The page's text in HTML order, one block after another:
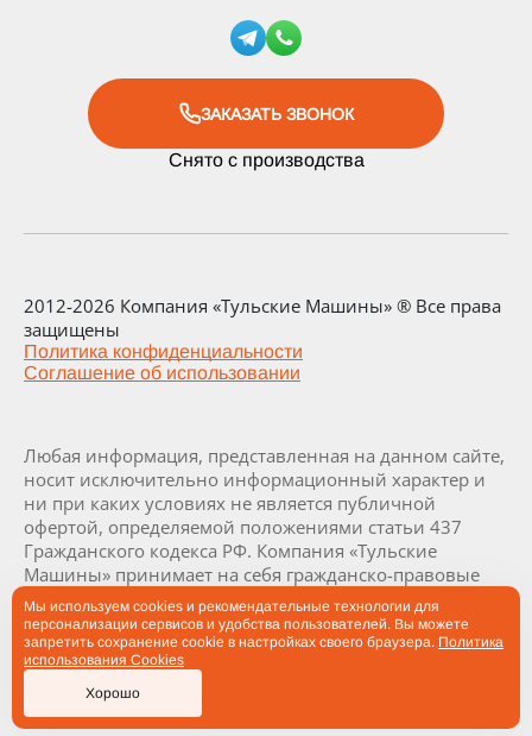
ЗАКАЗАТЬ ЗВОНОК
Снято с производства
2012-2026 Компания «Тульские Машины» ® Все права
защищены
Политика конфиденциальности
Соглашение об использовании
Любая информация, представленная на данном сайте,
носит исключительно информационный характер и
ни при каких условиях не является публичной
офертой, определяемой положениями статьи 437
Гражданского кодекса РФ. Компания «Тульские
Машины» принимает на себя гражданско-правовые
обязательства исключительно в результате отдельно
и специально совершенных сделок. Визуализация и
комплектация заводов и их составляющих являются
проектными и могут быть изменены в ходе
производства заводов по согласованию с заказчиком.
Мы используем cookies и рекомендательные технологии для
персонализации сервисов и удобства пользователей. Вы можете
запретить сохранение cookie в настройках своего браузера. Политика
использования Cookies
Хорошо